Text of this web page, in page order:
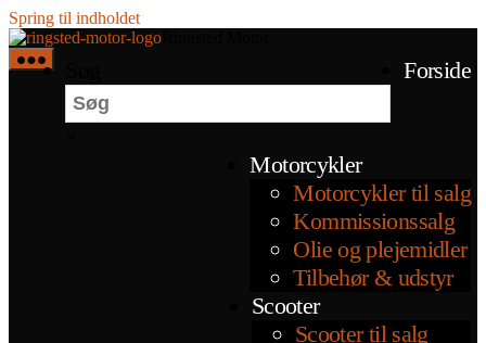
Spring til indholdet
Forside
Motorcykler
Motorcykler til salg
Kommissionssalg
Olie og plejemidler
Tilbehør & udstyr
Scooter
Scooter til salg